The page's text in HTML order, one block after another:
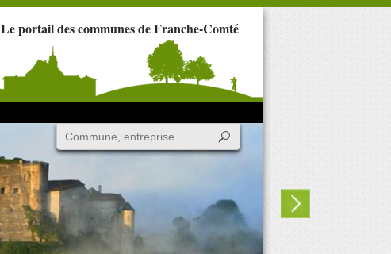
Le portail des communes de Franche-Comté